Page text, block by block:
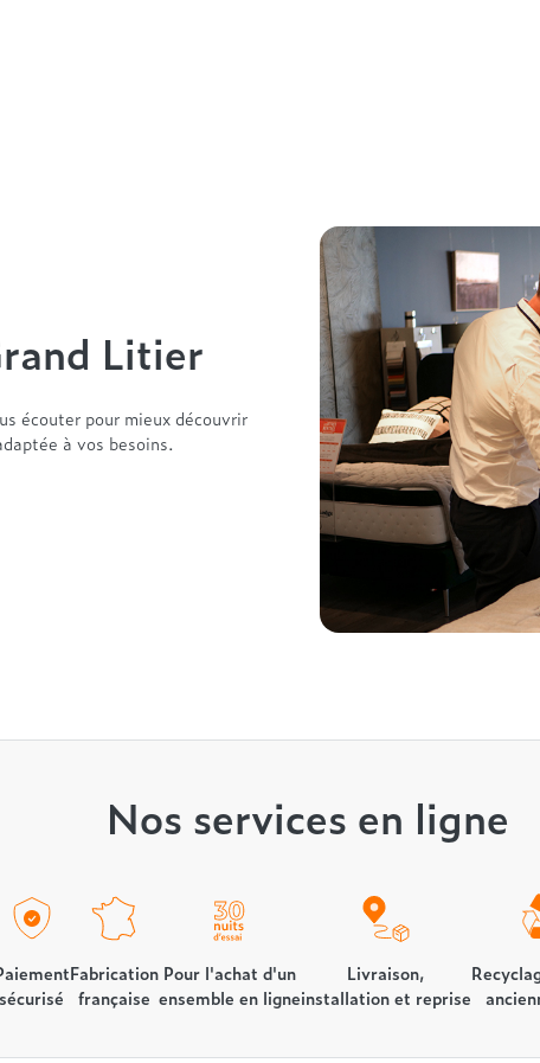
Litier
écouter pour mieux découvrir
à vos besoins.
Nos services en ligne
sécurisé
Fabrication
française
Pour l'achat d'un
ensemble en ligne
Livraison,
installation et reprise